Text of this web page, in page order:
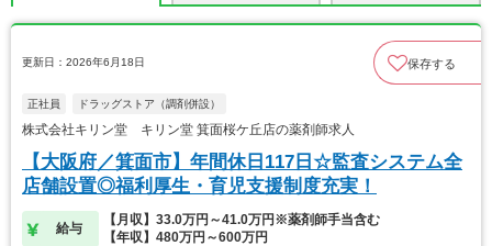
更新日：2026年6月18日 保存する
正社員 ドラッグストア（調剤併設）
株式会社キリン堂 キリン堂 箕面桜ケ丘店の薬剤師求人
【大阪府／箕面市】年間休日117日☆監査システム全
店舗設置◎福利厚生・育児支援制度充実！
給与
【月収】33.0万円～41.0万円※薬剤師手当含む
【年収】480万円～600万円